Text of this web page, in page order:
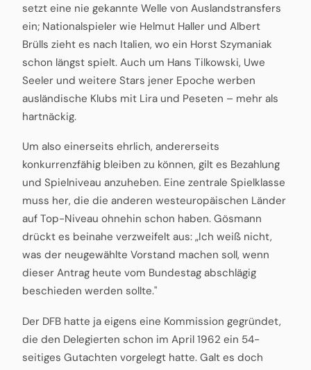
setzt eine nie gekannte Welle von Auslandstransfers
ein; Nationalspieler wie Helmut Haller und Albert
Brülls zieht es nach Italien, wo ein Horst Szymaniak
schon längst spielt. Auch um Hans Tilkowski, Uwe
Seeler und weitere Stars jener Epoche werben
ausländische Klubs mit Lira und Peseten – mehr als
hartnäckig.
Um also einerseits ehrlich, andererseits
konkurrenzfähig bleiben zu können, gilt es Bezahlung
und Spielniveau anzuheben. Eine zentrale Spielklasse
muss her, die die anderen westeuropäischen Länder
auf Top-Niveau ohnehin schon haben. Gösmann
drückt es beinahe verzweifelt aus: „Ich weiß nicht,
was der neugewählte Vorstand machen soll, wenn
dieser Antrag heute vom Bundestag abschlägig
beschieden werden sollte."
Der DFB hatte ja eigens eine Kommission gegründet,
die den Delegierten schon im April 1962 ein 54-
seitiges Gutachten vorgelegt hatte. Galt es doch